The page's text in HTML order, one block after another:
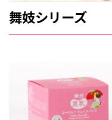
舞妓シリーズ